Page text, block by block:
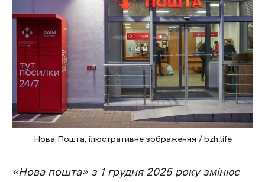
Нова Пошта, ілюстративне зображення / bzh.life
«Нова пошта» з 1 грудня 2025 року змінює